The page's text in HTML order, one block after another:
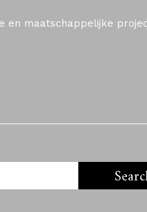
en maatschappelijke